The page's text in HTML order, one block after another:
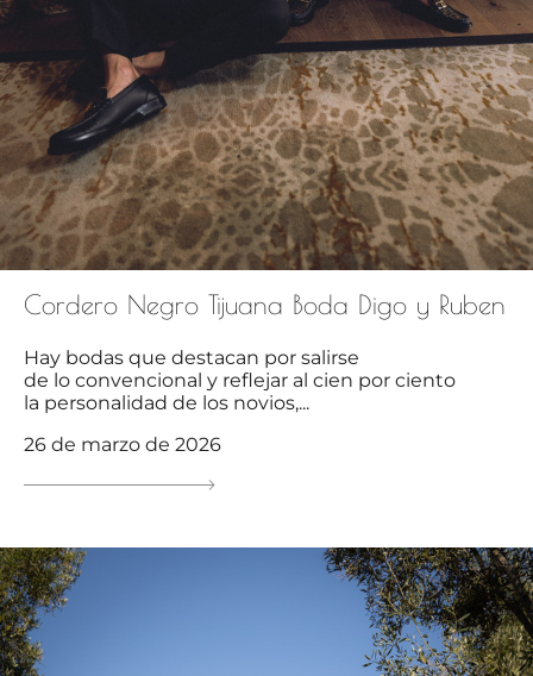
Cordero Negro Tijuana Boda Digo y Ruben
Hay bodas que destacan por salirse
de lo convencional y reflejar al cien por ciento
la personalidad de los novios,...
26 de marzo de 2026